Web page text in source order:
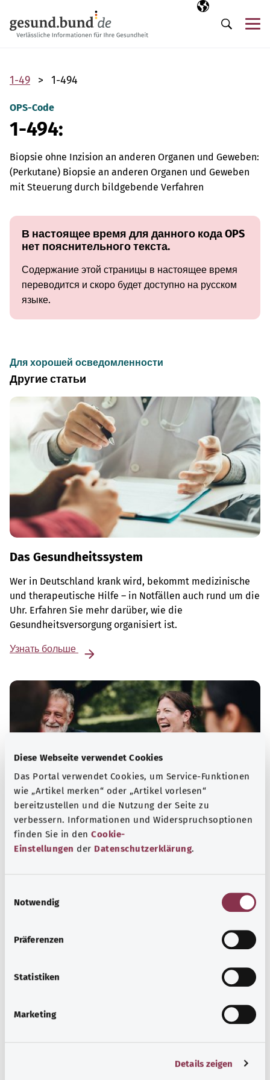
Diese Webseite verwendet Cookies
Das Portal verwendet Cookies, um Service-Funktionen
wie „Artikel merken“ oder „Artikel vorlesen“
bereitzustellen und die Nutzung der Seite zu
verbessern. Informationen und Widerspruchsoptionen
finden Sie in den Cookie-
Einstellungen der Datenschutzerklärung.
Notwendig
Präferenzen
Statistiken
Marketing
Details zeigen
Выбранный
RU
Поиск
1-49 1-494
OPS-Code
1-494:
Biopsie ohne Inzision an anderen Organen und Geweben:
(Perkutane) Biopsie an anderen Organen und Geweben
mit Steuerung durch bildgebende Verfahren
В настоящее время для данного кода OPS
нет пояснительного текста.
Содержание этой страницы в настоящее время
переводится и скоро будет доступно на русском
языке.
Для хорошей осведомленности
Другие статьи
Das Gesundheitssystem
Wer in Deutschland krank wird, bekommt medizinische
und therapeutische Hilfe – in Notfällen auch rund um die
Uhr. Erfahren Sie mehr darüber, wie die
Gesundheitsversorgung organisiert ist.
Узнать больше
Selbsthilfe
Problemen.